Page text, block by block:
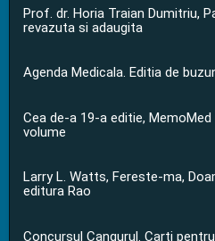
Prof. dr. Horia Traian Dumitriu,
revazuta si adaugita
Agenda Medicala. Editia de
Cea de-a 19-a editie,
volume
Larry L. Watts, Fereste-ma,
editura Rao
Concursul Cangurul. Carti